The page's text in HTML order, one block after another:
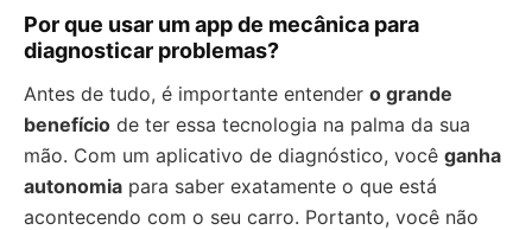
Por que usar um app de mecânica para
diagnosticar problemas?
Antes de tudo, é importante entender o grande
benefício de ter essa tecnologia na palma da sua
mão. Com um aplicativo de diagnóstico, você ganha
autonomia para saber exatamente o que está
acontecendo com o seu carro. Portanto, você não